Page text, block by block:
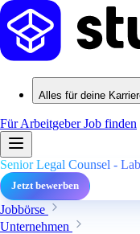
Alles für deine
Für ArbeitgeberJob finden
Senior Legal Counsel -
Jetzt bewerben
Jobbörse
Unternehmen